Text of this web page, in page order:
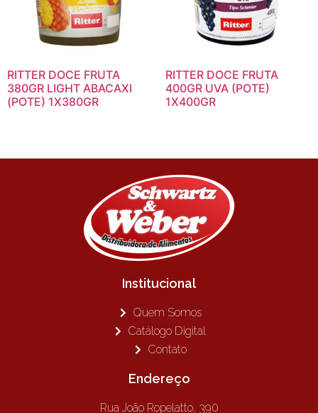
RITTER DOCE FRUTA
380GR LIGHT ABACAXI
(POTE) 1X380GR
RITTER DOCE FRUTA
400GR UVA (POTE)
1X400GR
Institucional
Quem Somos
Catálogo Digital
Contato
Endereço
Rua João Ropelatto, 390